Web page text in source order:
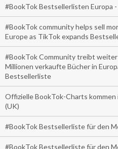
#BookTok Bestsellerlisten Europa
#BookTok community helps sell
Europe as TikTok expands
#BookTok Community treibt
Millionen verkaufte Bücher in
Bestsellerliste
Offizielle BookTok-Charts
(UK)
#BookTok Bestsellerliste für den
#BookTok Bestsellerliste für den